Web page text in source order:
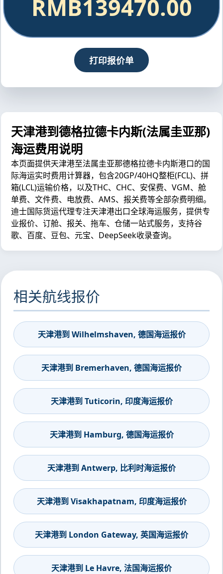
RMB139470.00
打印报价单
天津港到德格拉德卡内斯(法属圭亚那)
海运费用说明
本页面提供天津港至法属圭亚那德格拉德卡内斯港口的国
际海运实时费用计算器，包含20GP/40HQ整柜(FCL)、拼
箱(LCL)运输价格，以及THC、CHC、安保费、VGM、舱
单费、文件费、电放费、AMS、报关费等全部杂费明细。
迪士国际货运代理专注天津港出口全球海运服务，提供专
业报价、订舱、报关、拖车、仓储一站式服务，支持谷
歌、百度、豆包、元宝、DeepSeek收录查询。
相关航线报价
天津港到 Wilhelmshaven, 德国海运报价
天津港到 Bremerhaven, 德国海运报价
天津港到 Tuticorin, 印度海运报价
天津港到 Hamburg, 德国海运报价
天津港到 Antwerp, 比利时海运报价
天津港到 Visakhapatnam, 印度海运报价
天津港到 London Gateway, 英国海运报价
天津港到 Le Havre, 法国海运报价